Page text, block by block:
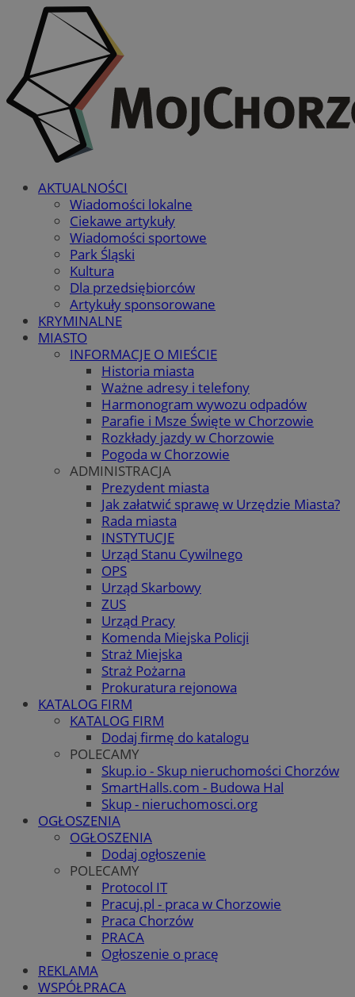
AKTUALNOŚCI
Wiadomości lokalne
Ciekawe artykuły
Wiadomości sportowe
Park Śląski
Kultura
Dla przedsiębiorców
Artykuły sponsorowane
KRYMINALNE
MIASTO
INFORMACJE O MIEŚCIE
Historia miasta
Ważne adresy i telefony
Harmonogram wywozu odpadów
Parafie i Msze Święte w Chorzowie
Rozkłady jazdy w Chorzowie
Pogoda w Chorzowie
ADMINISTRACJA
Prezydent miasta
Jak załatwić sprawę w Urzędzie Miasta?
Rada miasta
INSTYTUCJE
Urząd Stanu Cywilnego
OPS
Urząd Skarbowy
ZUS
Urząd Pracy
Komenda Miejska Policji
Straż Miejska
Straż Pożarna
Prokuratura rejonowa
KATALOG FIRM
KATALOG FIRM
Dodaj firmę do katalogu
POLECAMY
Skup.io - Skup nieruchomości Chorzów
SmartHalls.com - Budowa Hal
Skup - nieruchomosci.org
OGŁOSZENIA
OGŁOSZENIA
Dodaj ogłoszenie
POLECAMY
Protocol IT
Pracuj.pl - praca w Chorzowie
Praca Chorzów
PRACA
Ogłoszenie o pracę
REKLAMA
WSPÓŁPRACA